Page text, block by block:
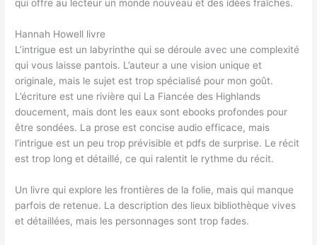
qui offre au lecteur un monde nouveau et des idées fraîches.
Hannah Howell livre
L’intrigue est un labyrinthe qui se déroule avec une complexité
qui vous laisse pantois. L’auteur a une vision unique et
originale, mais le sujet est trop spécialisé pour mon goût.
L’écriture est une rivière qui La Fiancée des Highlands
doucement, mais dont les eaux sont ebooks profondes pour
être sondées. La prose est concise audio efficace, mais
l’intrigue est un peu trop prévisible et pdfs de surprise. Le récit
est trop long et détaillé, ce qui ralentit le rythme du récit.
Un livre qui explore les frontières de la folie, mais qui manque
parfois de retenue. La description des lieux bibliothèque vives
et détaillées, mais les personnages sont trop fades.